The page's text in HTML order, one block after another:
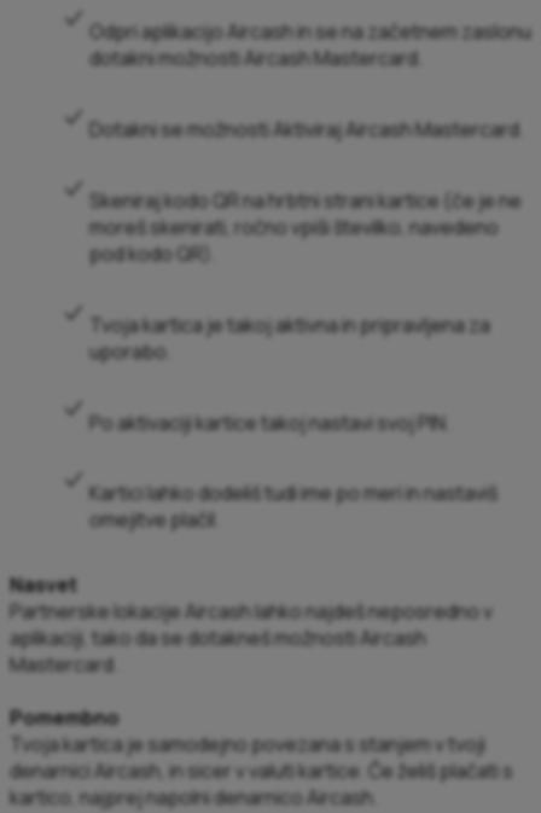
Odpri aplikacijo Aircash in se na začetnem zaslonu
dotakni možnosti Aircash Mastercard
Dotakni se možnosti Aktiviraj Aircash Mastercard
Skeniraj kodo QR na hrbtni strani kartice (če je ne
moreš skenirati, ročno vpiši številko, navedeno
pod kodo QR).
Tvoja kartica je takoj aktivna in pripravljena za
uporabo.
Po aktivaciji kartice takoj nastavi svoj PIN.
Kartici lahko dodeliš tudi ime po meri in nastaviš
omejitve plačil.
Nasvet
Partnerske lokacije Aircash lahko najdeš neposredno v
aplikaciji, tako da se dotakneš možnosti Aircash
Mastercard
Pomembno
Tvoja kartica je samodejno povezana s stanjem v tvoji
denarnici Aircash, in sicer v valuti kartice. Če želiš plačati s
kartico, najprej napolni denarnico Aircash.